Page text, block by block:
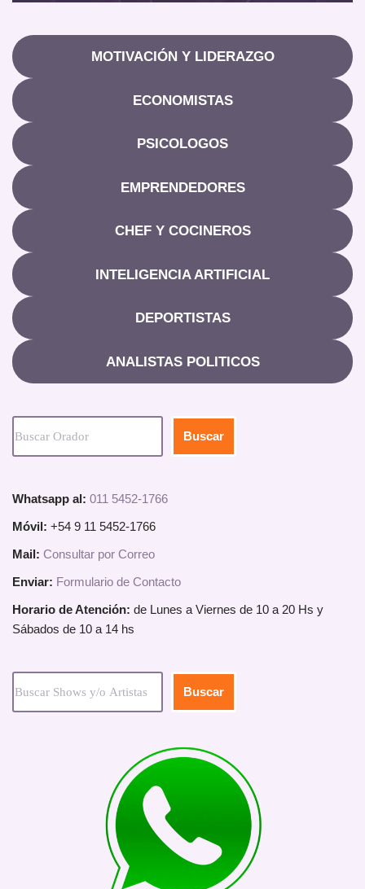
MOTIVACIÓN Y LIDERAZGO
ECONOMISTAS
PSICOLOGOS
EMPRENDEDORES
CHEF Y COCINEROS
INTELIGENCIA ARTIFICIAL
DEPORTISTAS
ANALISTAS POLITICOS
Buscar
Whatsapp al: 011 5452-1766
Móvil: +54 9 11 5452-1766
Mail: Consultar por Correo
Enviar: Formulario de Contacto
Horario de Atención: de Lunes a Viernes de 10 a 20 Hs y
Sábados de 10 a 14 hs
Buscar